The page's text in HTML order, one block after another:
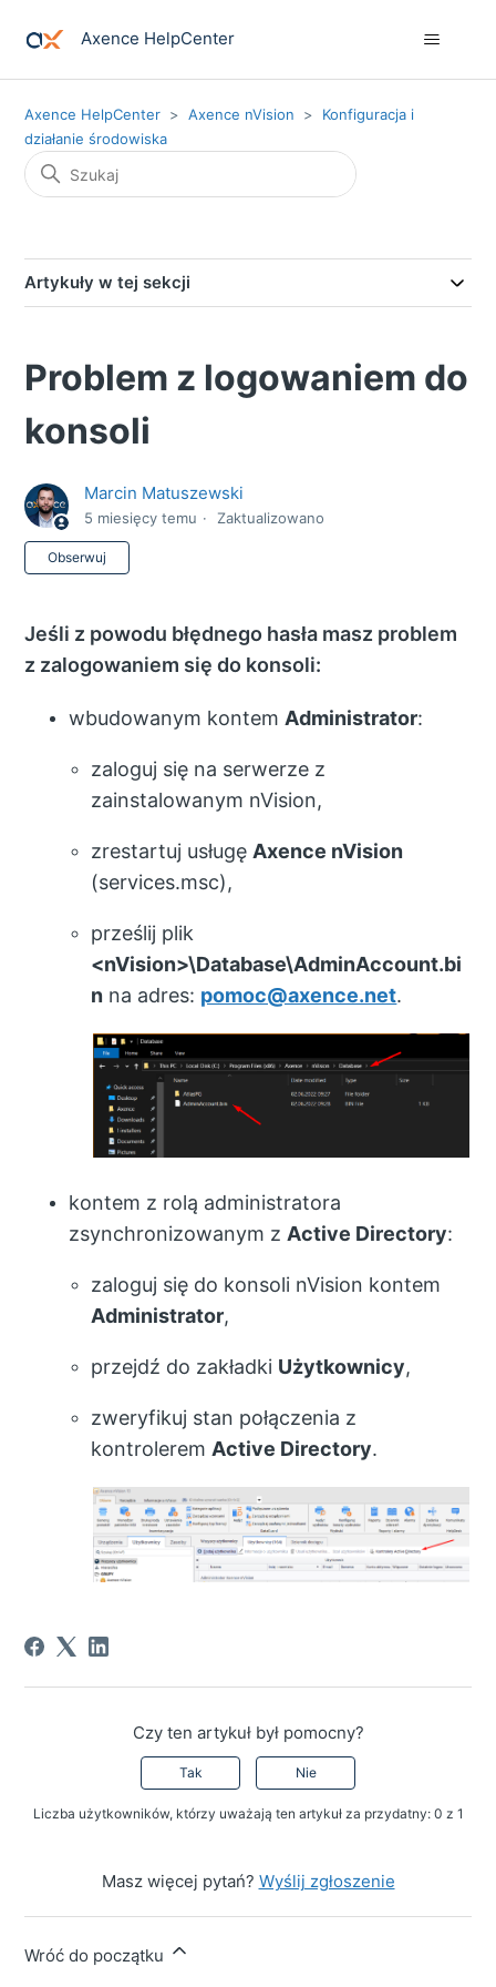
Axence HelpCenter
Axence HelpCenter Axence nVision
Konfiguracja i
działanie środowiska
Artykuły w tej sekcji
Problem z logowaniem do
konsoli
Marcin Matuszewski
5 miesięcy temu Zaktualizowano
Obserwuj
Jeśli z powodu błędnego hasła masz problem
z zalogowaniem się do konsoli:
wbudowanym kontemAdministrator:
zaloguj się na serwerze z
zainstalowanym nVision,
zrestartuj usługęAxence nVision
(services.msc),
prześlij plik
<nVision>\Database\AdminAccount.bi
n na adres: pomoc@axence.net.
kontem z rolą administratora
zsynchronizowanym z Active Directory:
zaloguj się do konsoli nVision kontem
Administrator,
przejdź do zakładki Użytkownicy,
zweryfikuj stan połączenia z
kontrolerem Active Directory.
Czy ten artykuł był pomocny?
Tak Nie
Liczba użytkowników, którzy uważają ten artykuł za przydatny: 0 z 1
Masz więcej pytań? Wyślij zgłoszenie
Wróć do początku